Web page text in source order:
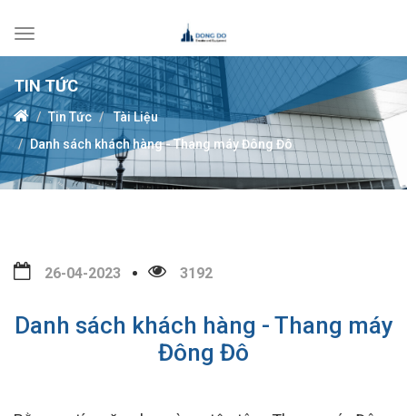
Toggle
navigation
TIN TỨC
Tin Tức
Tài Liệu
Danh sách khách hàng - Thang máy Đông Đô
26-04-2023 3192
Danh sách khách hàng - Thang máy
Đông Đô